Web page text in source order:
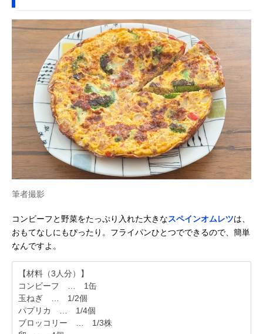
筆者撮影
コンビーフと野菜をたっぷり入れた大きなスペインオムレツは、
おもてなしにもぴったり。フライパンひとつでできるので、簡単
なんですよ。
【材料（3人分）】
コンビーフ … 1缶
玉ねぎ … 1/2個
パプリカ … 1/4個
ブロッコリー … 1/3株